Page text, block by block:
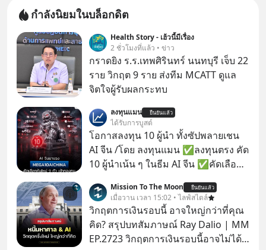
กำลังนิยมในบล็อกดิต
Health Story - เฮ้วนี้มีเรื่อง
2 ชั่วโมงที่แล้ว • ข่าว
กราดยิง ร.ร.เทพศิรินทร์ นนทบุรี เจ็บ 22
ราย วิกฤต 9 ราย ส่งทีม MCATT ดูแล
จิตใจผู้รับผลกระทบ
ลงทุนแมน ยืนยันแล้ว
ได้รับการบูสต์
โอกาสลงทุน 10 ผู้นำ ทั้งซัปพลายเชน
AI จีน /โดย ลงทุนแมน ✅ลงทุนตรง คัด
10 ผู้นำเน้น ๆ ในธีม AI จีน ✅คัดเลือก
เจ้าของผู้นำ AI จีน ตั้งแต่โรงงานผลิตชิป
หน่วยความจำ โมเดล AI ยันหุ่นยนต์
✅ได้การรับยกเว้นภาษี Capital Gain
ตามกฎหมายภาษีของประเทศไทย
Mission To The Moon ยืนยันแล้ว
เมื่อวาน เวลา 15:02 • ไลฟ์สไตล์
วิกฤตการเงินรอบนี้ อาจใหญ่กว่าที่คุณ
คิด? สรุปบทสัมภาษณ์ Ray Dalio | MM
EP.2723 วิกฤตการเงินรอบนี้อาจไม่ได้